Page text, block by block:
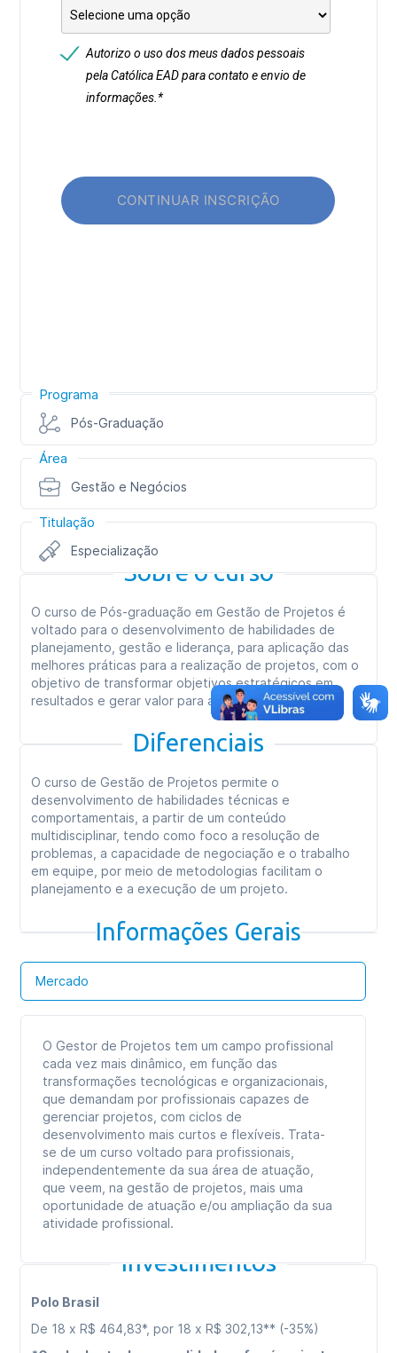
Programa
Pós-Graduação
Área
Gestão e Negócios
Titulação
Especialização
Sobre o curso
O curso de Pós-graduação em Gestão de Projetos é
voltado para o desenvolvimento de habilidades de
planejamento, gestão e liderança, para aplicação das
melhores práticas para a realização de projetos, com o
objetivo de transformar objetivos estratégicos em
resultados e gerar valor para a organização.
Diferenciais
O curso de Gestão de Projetos permite o
desenvolvimento de habilidades técnicas e
comportamentais, a partir de um conteúdo
multidisciplinar, tendo como foco a resolução de
problemas, a capacidade de negociação e o trabalho
em equipe, por meio de metodologias facilitam o
planejamento e a execução de um projeto.
Informações Gerais
Mercado
O Gestor de Projetos tem um campo profissional
cada vez mais dinâmico, em função das
transformações tecnológicas e organizacionais,
que demandam por profissionais capazes de
gerenciar projetos, com ciclos de
desenvolvimento mais curtos e flexíveis. Trata-
se de um curso voltado para profissionais,
independentemente da sua área de atuação,
que veem, na gestão de projetos, mais uma
oportunidade de atuação e/ou ampliação da sua
atividade profissional.
Investimentos
Polo Brasil
De 18 x R$ 464,83*, por 18 x R$ 302,13** (-35%)